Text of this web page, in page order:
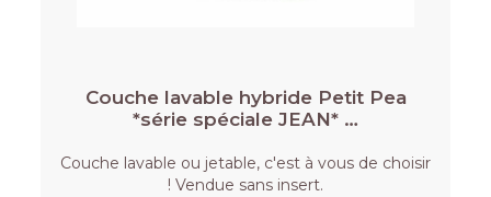
Couche lavable hybride Petit Pea
*série spéciale JEAN* …
Couche lavable ou jetable, c'est à vous de choisir
! Vendue sans insert.